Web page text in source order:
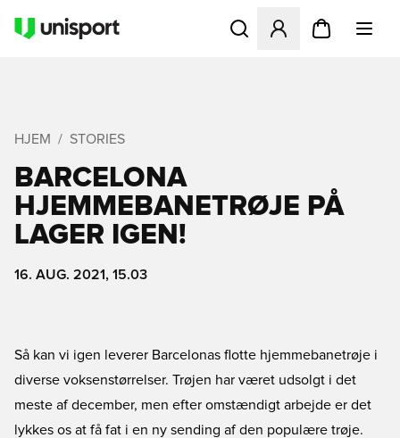
Åbner en Modal til at
HJEM STORIES
BARCELONA
HJEMMEBANETRØJE PÅ
LAGER IGEN!
16. AUG. 2021, 15.03
Så kan vi igen leverer Barcelonas flotte hjemmebanetrøje i
diverse voksenstørrelser. Trøjen har været udsolgt i det
meste af december, men efter omstændigt arbejde er det
lykkes os at få fat i en ny sending af den populære trøje.